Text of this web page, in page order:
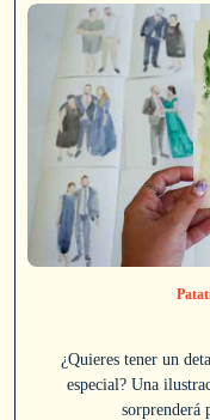
¿Quieres tener un
especial? Una
sorprenderá